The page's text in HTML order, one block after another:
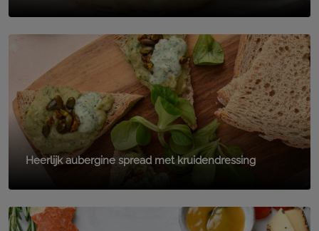
Heerlijk aubergine spread met kruidendressing